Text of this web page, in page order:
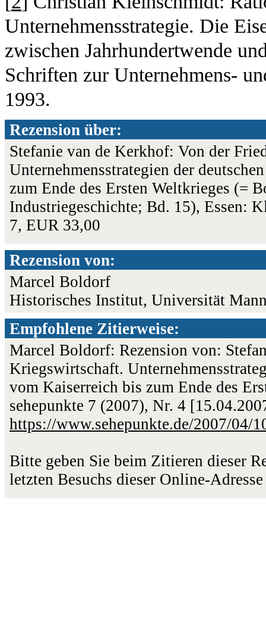
Unternehmensstrategie. Die
zwischen Jahrhundertwende
Schriften zur Unternehmens-
1993.
Rezension über:
Stefanie van de Kerkhof: Von der
Unternehmensstrategien der
zum Ende des Ersten Weltkrieges (=
Industriegeschichte; Bd. 15), Essen:
7, EUR 33,00
Rezension von:
Marcel Boldorf
Historisches Institut, Universität
Empfohlene Zitierweise:
Marcel Boldorf: Rezension von:
Kriegswirtschaft.
vom Kaiserreich bis zum Ende des
sehepunkte 7 (2007), Nr. 4
https://www.sehepunkte.de/2007/04/
Bitte geben Sie beim Zitieren dieser
letzten Besuchs dieser Online-Adresse